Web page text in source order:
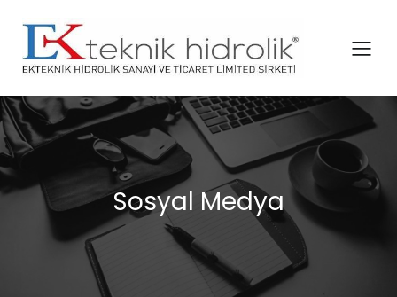
Sosyal Medya